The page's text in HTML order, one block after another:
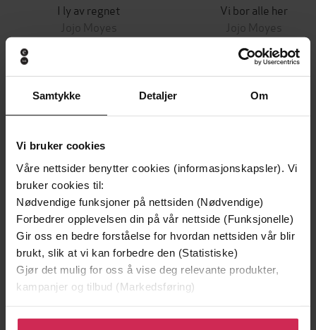
Samtykke Detaljer Om
Vi bruker cookies
Våre nettsider benytter cookies (informasjonskapsler). Vi
bruker cookies til:
Nødvendige funksjoner på nettsiden (Nødvendige)
Forbedrer opplevelsen din på vår nettside (Funksjonelle)
Gir oss en bedre forståelse for hvordan nettsiden vår blir
brukt, slik at vi kan forbedre den (Statistiske)
Gjør det mulig for oss å vise deg relevante produkter,
kampanjer og tilbud (Markedsføring)
Klikk på «Godta alle» for å gi oss ditt samtykke til å
I ly av regnet
Jojo Moyes
Vi bor alle her
Jojo Moyes
Andre har også kjøpt
Vinner av Rivertonprisen
Første gang på tilbud